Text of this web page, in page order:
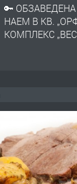
🔑
НАЕМ В КВ.
КОМПЛЕКС
АПАРТАМЕНТ В
ХАСКОВО
Давам гараж